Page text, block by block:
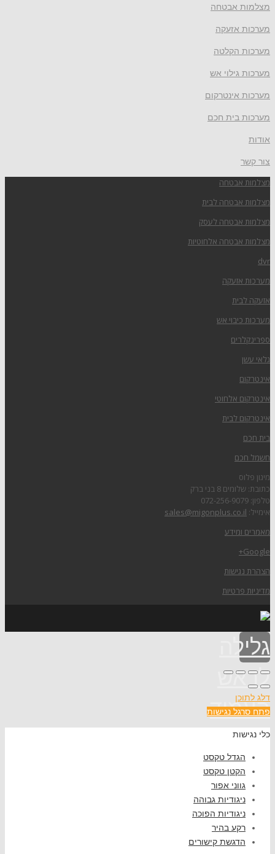
מצלמות אבטחה
מערכות אזעקה
מערכות הקלטה
מערכות גילוי אש
מערכות אינטרקום
מערכות בית חכם
אודות
צור קשר
מצלמות אבטחה
מצלמות אבטחה לבית
מצלמות אבטחה לעסק
מצלמות אבטחה אלחוטיות
dvr
מערכות אזעקה
אזעקה לבית
מערכות כיבוי אש
ספרינקלרים
גלאי עשן
אינטרקום
אינטרקום אלחוטי
אינטרקום לבית
בית חכם
חשמל חכם
מיגון פלוס
כתובת: שלומים 8 בני ברק
טלפון: 072-256-9079
אימייל: sales@migonplus.co.il
מאמרים ומידע
Google+
הצהרת נגישות
מדיניות פרטיות
גלילה
לראש
העמוד
דלג לתוכן
פתח סרגל נגישות
כלי נגישות
הגדל טקסט
הקטן טקסט
גווני אפור
ניגודיות גבוהה
ניגודיות הפוכה
רקע בהיר
הדגשת קישורים